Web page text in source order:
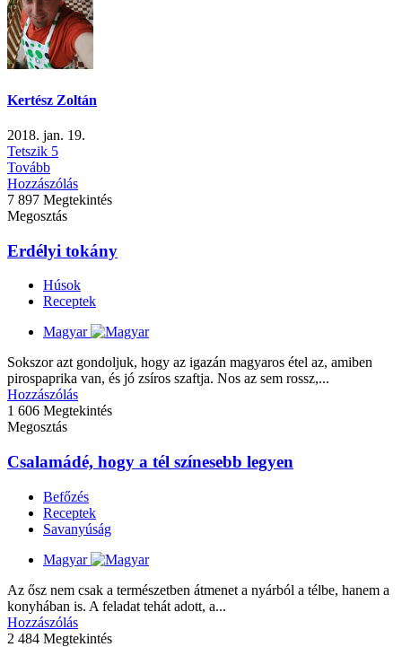
Kertész Zoltán
2018. jan. 19.
Tetszik 5
Tovább
Hozzászólás
7 897 Megtekintés
Megosztás
Erdélyi tokány
Húsok
Receptek
Magyar
Sokszor azt gondoljuk, hogy az igazán magyaros étel az, amiben
pirospaprika van, és jó zsíros szaftja. Nos az sem rossz,...
Hozzászólás
1 606 Megtekintés
Megosztás
Csalamádé, hogy a tél színesebb legyen
Befőzés
Receptek
Savanyúság
Magyar
Az ősz nem csak a természetben átmenet a nyárból a télbe, hanem a
konyhában is. A feladat tehát adott, a...
Hozzászólás
2 484 Megtekintés